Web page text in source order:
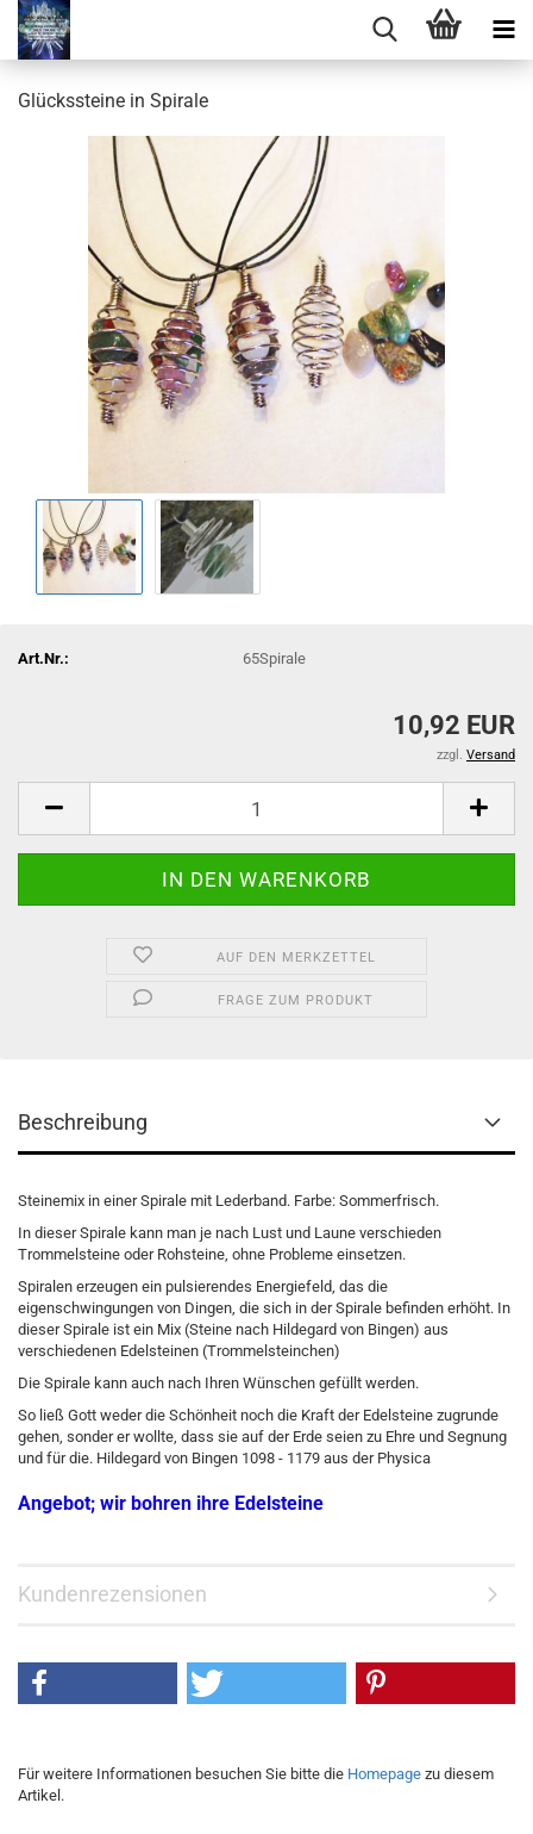
Glückssteine in Spirale
Art.Nr.: 65Spirale
10,92 EUR
zzgl. Versand
AUF DEN MERKZETTEL
FRAGE ZUM PRODUKT
Beschreibung
Steinemix in einer Spirale mit Lederband. Farbe: Sommerfrisch.
In dieser Spirale kann man je nach Lust und Laune verschieden
Trommelsteine oder Rohsteine, ohne Probleme einsetzen.
Spiralen erzeugen ein pulsierendes Energiefeld, das die
eigenschwingungen von Dingen, die sich in der Spirale befinden erhöht. In
dieser Spirale ist ein Mix (Steine nach Hildegard von Bingen) aus
verschiedenen Edelsteinen (Trommelsteinchen)
Die Spirale kann auch nach Ihren Wünschen gefüllt werden.
So ließ Gott weder die Schönheit noch die Kraft der Edelsteine zugrunde
gehen, sonder er wollte, dass sie auf der Erde seien zu Ehre und Segnung
und für die. Hildegard von Bingen 1098 - 1179 aus der Physica
Angebot; wir bohren ihre Edelsteine
Kundenrezensionen
Für weitere Informationen besuchen Sie bitte die Homepage zu diesem
Artikel.